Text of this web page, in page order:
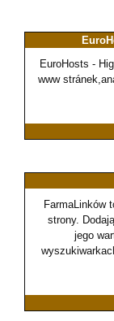
EuroHosts -
www
FarmaLinków
strony.
jego